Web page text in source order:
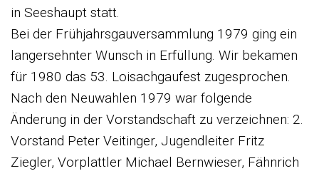
in Seeshaupt statt.
Bei der Frühjahrsgauversammlung 1979 ging ein
langersehnter Wunsch in Erfüllung. Wir bekamen
für 1980 das 53. Loisachgaufest zugesprochen.
Nach den Neuwahlen 1979 war folgende
Änderung in der Vorstandschaft zu verzeichnen: 2.
Vorstand Peter Veitinger, Jugendleiter Fritz
Ziegler, Vorplattler Michael Bernwieser, Fähnrich